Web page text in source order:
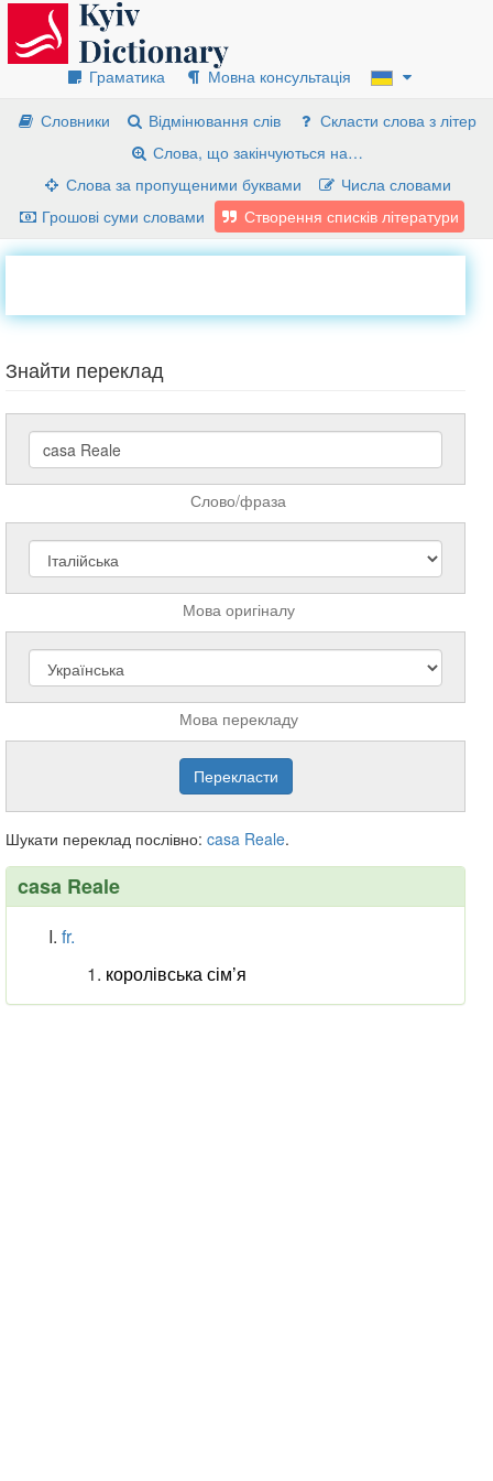
Граматика
Мовна консультація
Словники
Відмінювання слів
Скласти слова з літер
Слова, що закінчуються на…
Слова за пропущеними буквами
Числа словами
Грошові суми словами
Створення списків літератури
Знайти переклад
Слово/фраза
Мова оригіналу
Мова перекладу
Шукати переклад послівно: casa Reale.
casa Reale
fr.
королівська сім’я